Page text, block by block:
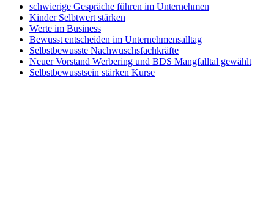
schwierige Gespräche führen im Unternehmen
Kinder Selbtwert stärken
Werte im Business
Bewusst entscheiden im Unternehmensalltag
Selbstbewusste Nachwuschsfachkräfte
Neuer Vorstand Werbering und BDS Mangfalltal gewählt
Selbstbewusstsein stärken Kurse